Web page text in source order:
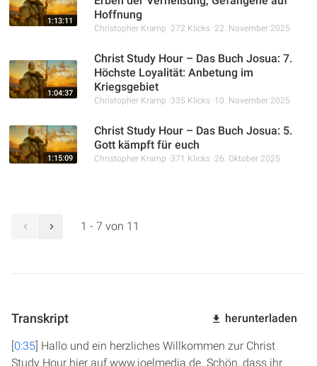
1:13:11
Hoffnung
Christopher Kramp 272 Klicks 22. November 2025
1:04:37
Christ Study Hour – Das Buch Josua: 7.
Höchste Loyalität: Anbetung im
Kriegsgebiet
Christopher Kramp 335 Klicks 10. November 2025
1:15:09
Christ Study Hour – Das Buch Josua: 5.
Gott kämpft für euch
Christopher Kramp 371 Klicks 26. Oktober 2025
1 - 7 von 11
Transkript herunterladen
[0:35] Hallo und ein herzliches Willkommen zur Christ
Study Hour hier auf www.joelmedia.de. Schön, dass ihr